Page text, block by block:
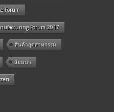
Forum
Forum 2017
สินค้าอุตสาหกรรม
สัมมนา